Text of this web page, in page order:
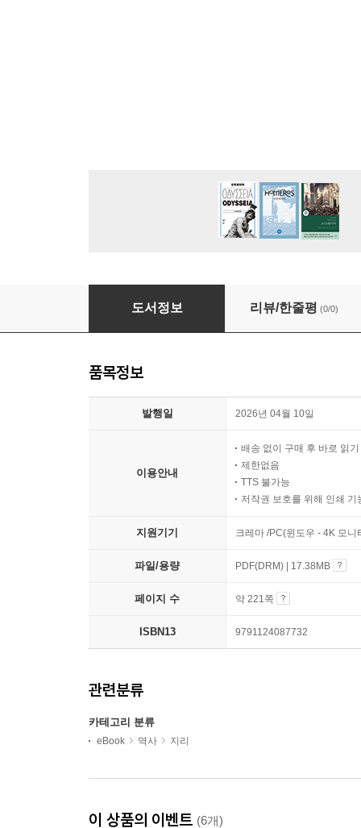
하바나 HAVANA - 2. 도시와 구조
도서정보 리뷰/한줄평 (0/0)
품목정보
발행일 2026년 04월 10일
이용안내
배송 없이 구매 후 바로 읽기
제한없음
TTS 불가능
저작권 보호를 위해 인쇄 기
지원기기 크레마 /PC(윈도우 - 4K 모
파일/용량 PDF(DRM) | 17.38MB
페이지 수 약 221쪽
ISBN13 9791124087732
관련분류
카테고리 분류
eBook 역사 지리
이 상품의 이벤트 (6개)